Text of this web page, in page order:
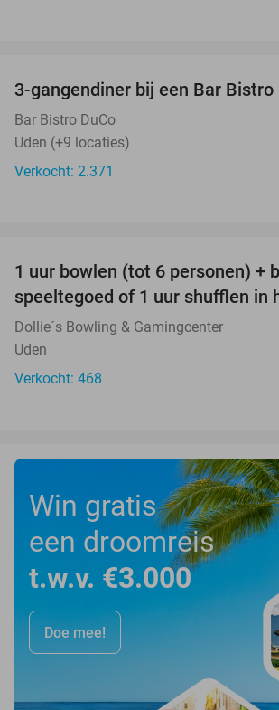
3-gangendiner bij een Bar Bistro
Bar Bistro DuCo
Uden (+9 locaties)
Verkocht: 2.371
1 uur bowlen (tot 6 personen) +
speeltegoed of 1 uur shufflen in
Dollie´s Bowling & Gamingcenter
Uden
Verkocht: 468
Win gratis
een droomreis
t.w.v. €3.000
Doe mee!